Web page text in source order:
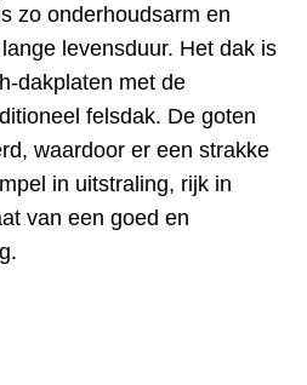
zo onderhoudsarm en
levensduur. Het dak is
dakplaten met de
felsdak. De goten
waardoor er een strakke
in uitstraling, rijk in
van een goed en